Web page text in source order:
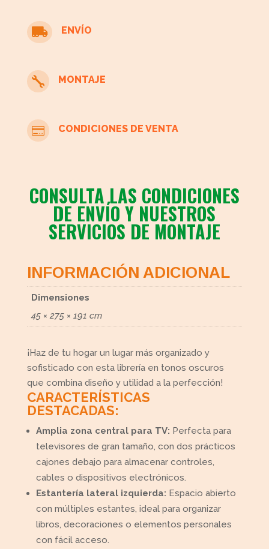
 ENVÍO
 MONTAJE
 CONDICIONES DE VENTA
CONSULTA LAS CONDICIONES
DE ENVÍO Y NUESTROS
SERVICIOS DE MONTAJE
INFORMACIÓN ADICIONAL
Dimensiones
45 × 275 × 191 cm
¡Haz de tu hogar un lugar más organizado y
sofisticado con esta librería en tonos oscuros
que combina diseño y utilidad a la perfección!
CARACTERÍSTICAS
DESTACADAS:
Amplia zona central para TV: Perfecta para
televisores de gran tamaño, con dos prácticos
cajones debajo para almacenar controles,
cables o dispositivos electrónicos.
Estantería lateral izquierda: Espacio abierto
con múltiples estantes, ideal para organizar
libros, decoraciones o elementos personales
con fácil acceso.